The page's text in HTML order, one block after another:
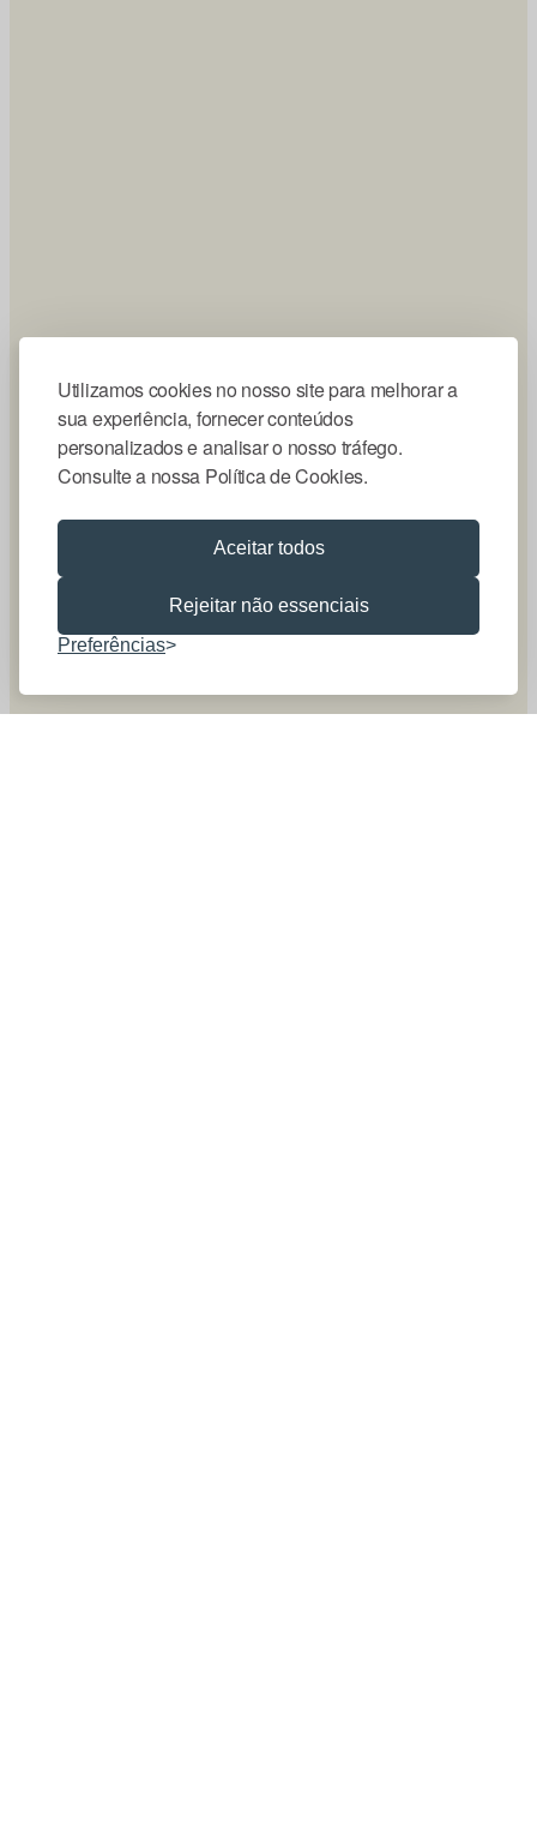
Utilizamos cookies no nosso site para melhorar a
sua experiência, fornecer conteúdos
personalizados e analisar o nosso tráfego.
Consulte a nossa Política de Cookies.
Aceitar todos
Rejeitar não essenciais
Preferências